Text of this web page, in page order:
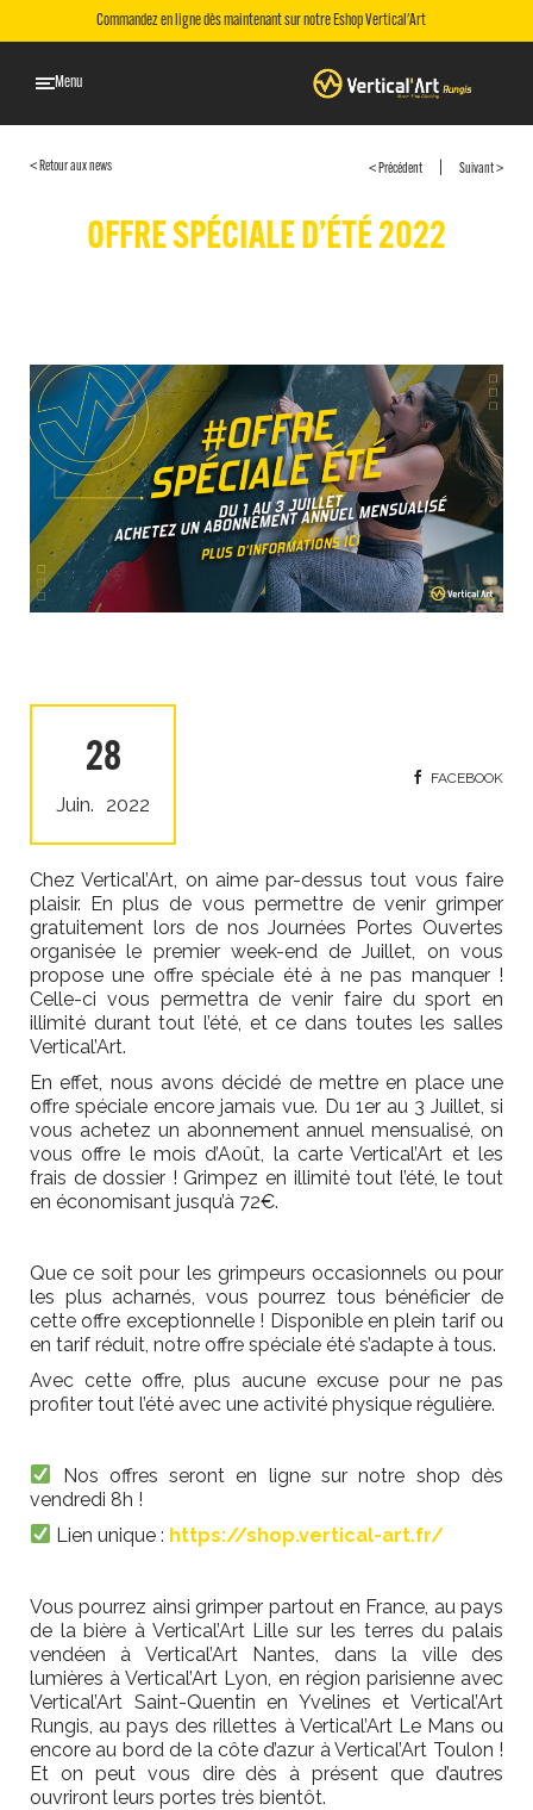
Commandez en ligne dès maintenant sur notre Eshop Vertical'Art
Menu
< Retour aux news < Précédent Suivant >
OFFRE SPÉCIALE D’ÉTÉ 2022
28
Juin. 2022
FACEBOOK
Chez Vertical’Art, on aime par-dessus tout vous faire
plaisir. En plus de vous permettre de venir grimper
gratuitement lors de nos Journées Portes Ouvertes
organisée le premier week-end de Juillet, on vous
propose une offre spéciale été à ne pas manquer !
Celle-ci vous permettra de venir faire du sport en
illimité durant tout l’été, et ce dans toutes les salles
Vertical’Art.
En effet, nous avons décidé de mettre en place une
offre spéciale encore jamais vue. Du 1er au 3 Juillet, si
vous achetez un abonnement annuel mensualisé, on
vous offre le mois d’Août, la carte Vertical’Art et les
frais de dossier ! Grimpez en illimité tout l’été, le tout
en économisant jusqu’à 72€.
Que ce soit pour les grimpeurs occasionnels ou pour
les plus acharnés, vous pourrez tous bénéficier de
cette offre exceptionnelle ! Disponible en plein tarif ou
en tarif réduit, notre offre spéciale été s’adapte à tous.
Avec cette offre, plus aucune excuse pour ne pas
profiter tout l’été avec une activité physique régulière.
Nos offres seront en ligne sur notre shop dès
vendredi 8h !
Lien unique : https://shop.vertical-art.fr/
Vous pourrez ainsi grimper partout en France, au pays
de la bière à Vertical’Art Lille sur les terres du palais
vendéen à Vertical’Art Nantes, dans la ville des
lumières à Vertical’Art Lyon, en région parisienne avec
Vertical’Art Saint-Quentin en Yvelines et Vertical’Art
Rungis, au pays des rillettes à Vertical’Art Le Mans ou
encore au bord de la côte d’azur à Vertical’Art Toulon !
Et on peut vous dire dès à présent que d’autres
ouvriront leurs portes très bientôt.